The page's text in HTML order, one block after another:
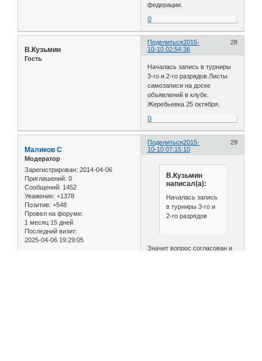
федерации.
0
Поделиться 28
2015-
10-10 02:54:36
В.Кузьмин
Гость
Началась запись в турниры
3-го и 2-го разрядов.Листы
самозаписи на доске
объявлений в клубе.
Жеребьевка 25 октября.
0
Поделиться 29
2015-
10-10 07:15:10
Маликов С
Модератор
Зарегистрирован: 2014-04-06
Приглашений: 0
Сообщений: 1452
Уважение: +1378
Позитив: +548
Провел на форуме:
1 месяц 15 дней
Последний визит:
2025-04-06 19:29:05
В.Кузьмин
написал(а):
Началась запись
в турниры 3-го и
2-го разрядов
Значит вопрос согласован и